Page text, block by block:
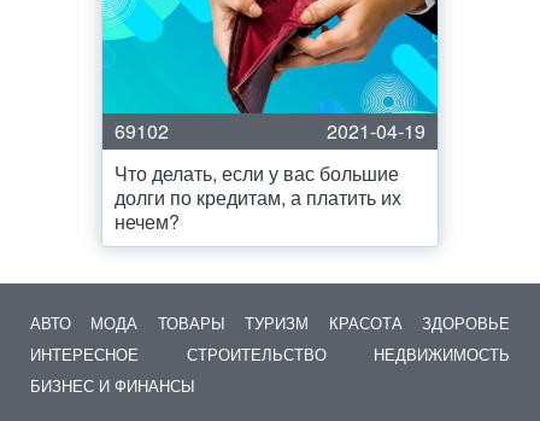
69102
2021-04-19
Что делать, если у вас большие
долги по кредитам, а платить их
нечем?
АВТО МОДА ТОВАРЫ ТУРИЗМ КРАСОТА
ЗДОРОВЬЕ
ИНТЕРЕСНОЕ
СТРОИТЕЛЬСТВО
НЕДВИЖИМОСТЬ
БИЗНЕС И ФИНАНСЫ